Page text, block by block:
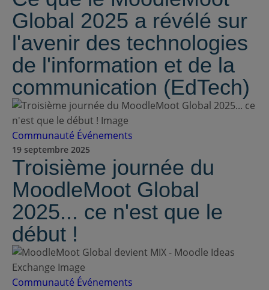
Global 2025 a révélé sur
l'avenir des technologies
de l'information et de la
communication (EdTech)
Communauté Événements
19 septembre 2025
Troisième journée du
MoodleMoot Global
2025... ce n'est que le
début !
Communauté Événements